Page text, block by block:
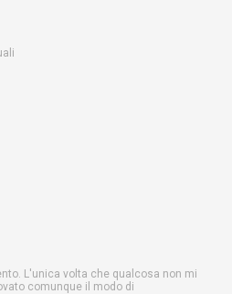
L'unica volta che qualcosa non mi
comunque il modo di